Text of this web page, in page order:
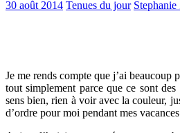
30 août 2014 Tenues du jour
Je me rends compte que j’ai beaucoup
tout simplement parce que ce sont
sens bien, rien à voir avec la couleur,
d’ordre pour moi pendant mes